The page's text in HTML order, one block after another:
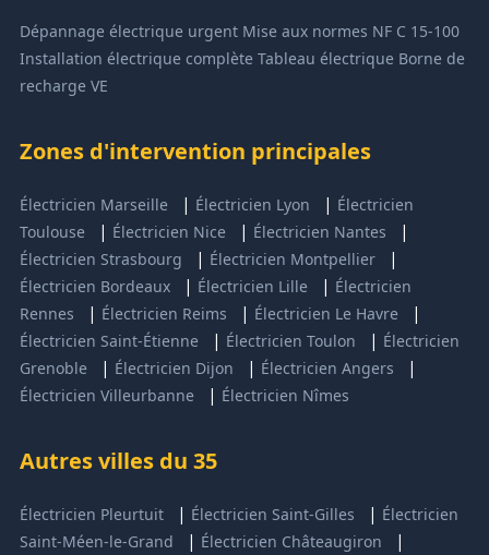
Dépannage électrique urgent Mise aux normes NF C 15-100
Installation électrique complète Tableau électrique Borne de
recharge VE
Zones d'intervention principales
Électricien Marseille | Électricien Lyon | Électricien
Toulouse
| Électricien Nice | Électricien Nantes |
Électricien Strasbourg | Électricien Montpellier |
Électricien Bordeaux | Électricien Lille | Électricien
Rennes
| Électricien Reims | Électricien Le Havre |
Électricien Saint-Étienne | Électricien Toulon | Électricien
Grenoble
| Électricien Dijon | Électricien Angers |
Électricien Villeurbanne | Électricien Nîmes
Autres villes du 35
Électricien Pleurtuit | Électricien Saint-Gilles | Électricien
Saint-Méen-le-Grand
| Électricien Châteaugiron |